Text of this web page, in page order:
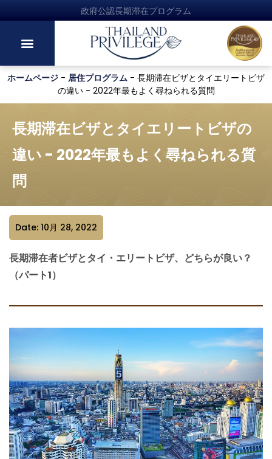
政府公認長期滞在プログラム
ホームページ - 居住プログラム - 長期滞在ビザとタイエリートビザ
の違い - 2022年最もよく尋ねられる質問
長期滞在ビザとタイエリートビザの
違い - 2022年最もよく尋ねられる質
問
Date: 10月 28, 2022
長期滞在者ビザとタイ・エリートビザ、どちらが良い？
（パート1）